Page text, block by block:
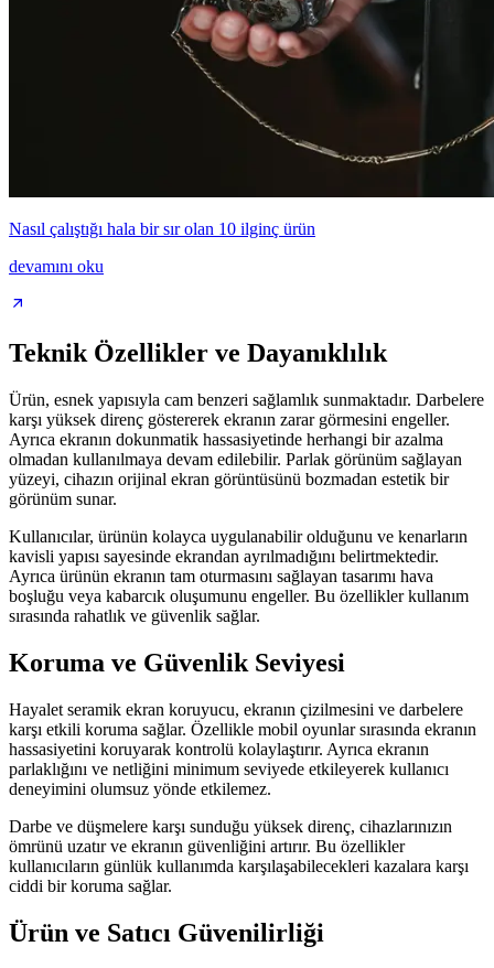
Nasıl çalıştığı hala bir sır olan 10 ilginç ürün
devamını oku
Teknik Özellikler ve Dayanıklılık
Ürün, esnek yapısıyla cam benzeri sağlamlık sunmaktadır. Darbelere
karşı yüksek direnç göstererek ekranın zarar görmesini engeller.
Ayrıca ekranın dokunmatik hassasiyetinde herhangi bir azalma
olmadan kullanılmaya devam edilebilir. Parlak görünüm sağlayan
yüzeyi, cihazın orijinal ekran görüntüsünü bozmadan estetik bir
görünüm sunar.
Kullanıcılar, ürünün kolayca uygulanabilir olduğunu ve kenarların
kavisli yapısı sayesinde ekrandan ayrılmadığını belirtmektedir.
Ayrıca ürünün ekranın tam oturmasını sağlayan tasarımı hava
boşluğu veya kabarcık oluşumunu engeller. Bu özellikler kullanım
sırasında rahatlık ve güvenlik sağlar.
Koruma ve Güvenlik Seviyesi
Hayalet seramik ekran koruyucu, ekranın çizilmesini ve darbelere
karşı etkili koruma sağlar. Özellikle mobil oyunlar sırasında ekranın
hassasiyetini koruyarak kontrolü kolaylaştırır. Ayrıca ekranın
parlaklığını ve netliğini minimum seviyede etkileyerek kullanıcı
deneyimini olumsuz yönde etkilemez.
Darbe ve düşmelere karşı sunduğu yüksek direnç, cihazlarınızın
ömrünü uzatır ve ekranın güvenliğini artırır. Bu özellikler
kullanıcıların günlük kullanımda karşılaşabilecekleri kazalara karşı
ciddi bir koruma sağlar.
Ürün ve Satıcı Güvenilirliği